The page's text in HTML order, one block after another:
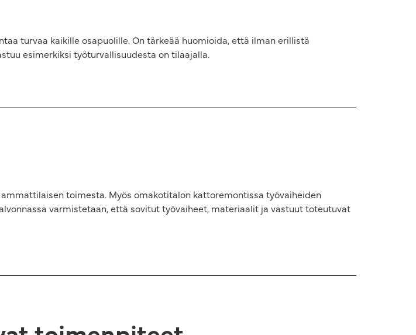
turvaa kaikille osapuolille. On tärkeää huomioida, että ilman erillistä
esimerkiksi työturvallisuudesta on tilaajalla.
toimesta. Myös omakotitalon kattoremontissa työvaiheiden
varmistetaan, että sovitut työvaiheet, materiaalit ja vastuut toteutuvat